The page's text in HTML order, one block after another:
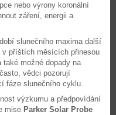
nebo výrony koronální
záření, energii a
slunečního maxima další
v příštích měsících přinesou
možné dopady na
vědci pozorují
fáze slunečního cyklu.
výzkumu a předpovídání
mise Parker Solar Probe